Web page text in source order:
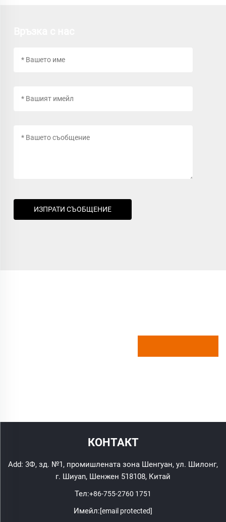
ИЗПРАТИ СЪОБЩЕНИЕ
КОНТАКТ
Add: 3Ф, зд. №1, промишлената зона Шенгуан, ул. Шилонг,
г. Шиyan, Шенжен 518108, Китай
Тел:+86-755-2760 1751
Имейл:[email protected]